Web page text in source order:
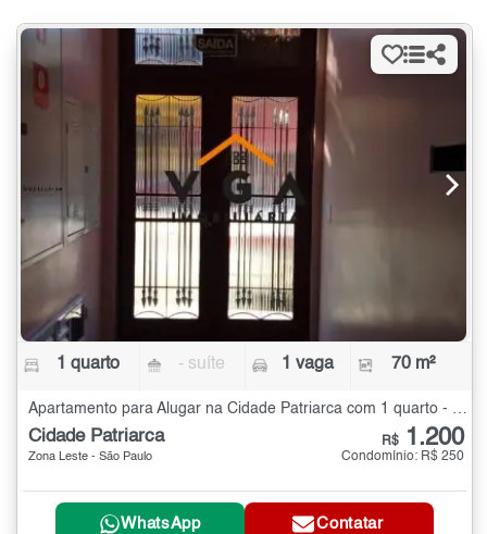
1 quarto - suíte 1 vaga 70 m²
Cidade Patriarca
Zona Leste - São Paulo
R$ 1.200
Condomínio: R$ 250
WhatsApp Contatar